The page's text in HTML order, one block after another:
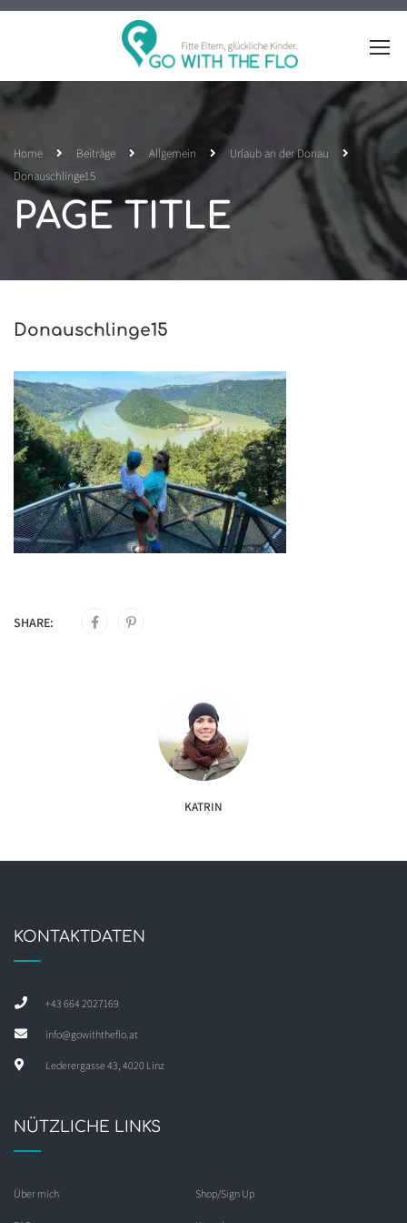
Home Beiträge Allgemein
Urlaub an der Donau
Donauschlinge15
PAGE TITLE
Donauschlinge15
SHARE:
KATRIN
KONTAKTDATEN
+43 664 2027169
info@gowiththeflo.at
Lederergasse 43, 4020 Linz
NÜTZLICHE LINKS
Über mich Shop/Sign Up